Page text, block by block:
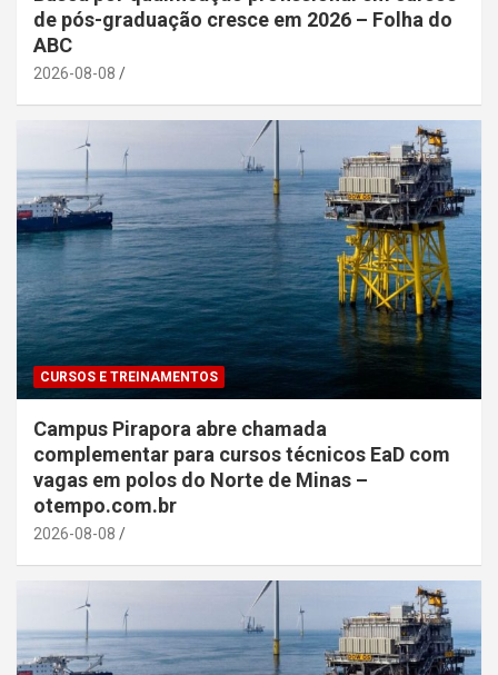
de pós-graduação cresce em 2026 – Folha do
ABC
2026-08-08
CURSOS E TREINAMENTOS
Campus Pirapora abre chamada
complementar para cursos técnicos EaD com
vagas em polos do Norte de Minas –
otempo.com.br
2026-08-08